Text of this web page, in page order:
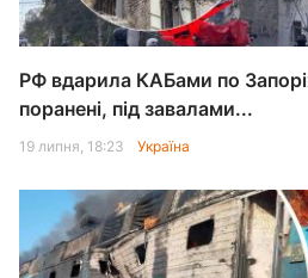
РФ вдарила КАБами по
поранені, під завалами...
19 липня, 18:23 Україна